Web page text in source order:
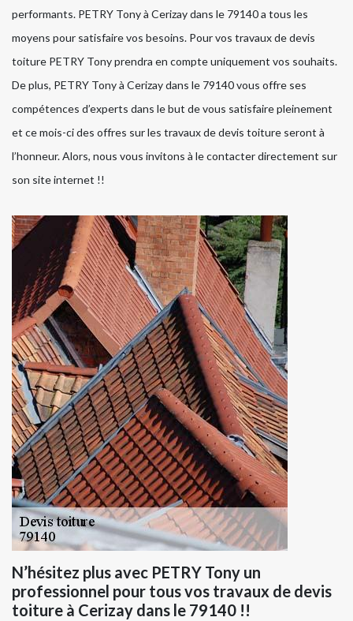
performants. PETRY Tony à Cerizay dans le 79140 a tous les
moyens pour satisfaire vos besoins. Pour vos travaux de devis
toiture PETRY Tony prendra en compte uniquement vos souhaits.
De plus, PETRY Tony à Cerizay dans le 79140 vous offre ses
compétences d’experts dans le but de vous satisfaire pleinement
et ce mois-ci des offres sur les travaux de devis toiture seront à
l’honneur. Alors, nous vous invitons à le contacter directement sur
son site internet !!
N’hésitez plus avec PETRY Tony un
professionnel pour tous vos travaux de devis
toiture à Cerizay dans le 79140 !!